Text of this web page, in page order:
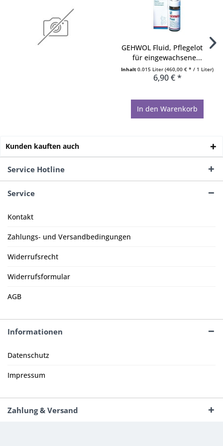
GEHWOL Fluid, Pflegelotion
für eingewachsene...
Inhalt 0.015 Liter (460,00 € * / 1 Liter)
6,90 € *
In den Warenkorb
Kunden kauften auch
Service Hotline
Service
Kontakt
Zahlungs- und Versandbedingungen
Widerrufsrecht
Widerrufsformular
AGB
Informationen
Datenschutz
Impressum
Zahlung & Versand